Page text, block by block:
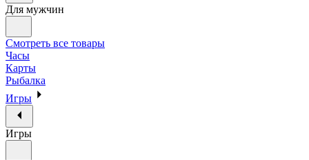
Для мужчин
Смотреть все товары
Часы
Карты
Рыбалка
Игры
Игры